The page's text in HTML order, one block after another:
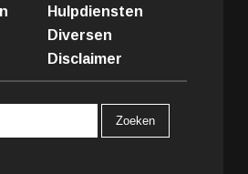
Hulpdiensten
Diversen
Disclaimer